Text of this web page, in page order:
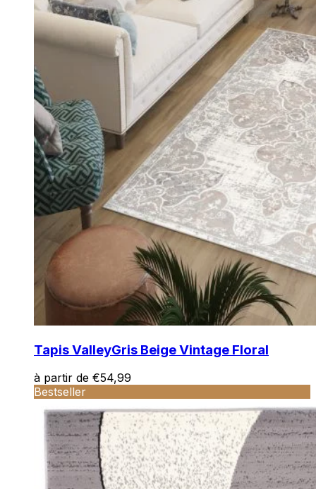
Tapis ValleyGris Beige Vintage Floral
à partir de €54,99
Bestseller